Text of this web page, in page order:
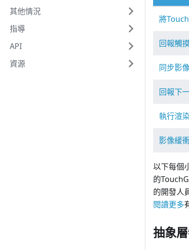
其他情況
指導
API
資源
將
回報觸
同步影
回報下
執行渲
影像緩
以下每個
的
的開發人
閱讀更多
抽象